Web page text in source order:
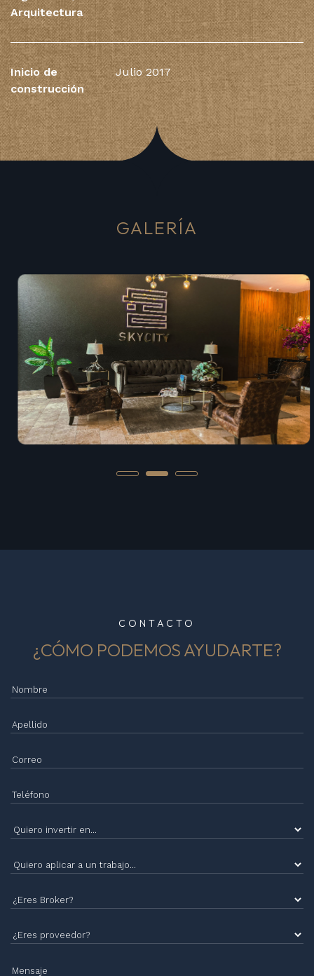
Arquitectura
Inicio de
construcción
Julio 2017
GALERÍA
CONTACTO
¿CÓMO PODEMOS AYUDARTE?